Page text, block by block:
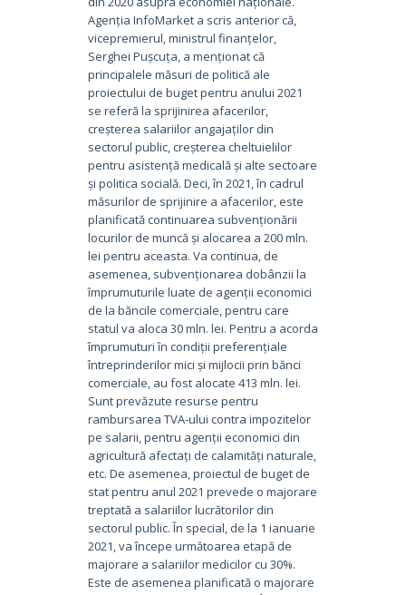
Agenția InfoMarket a scris anterior că,
vicepremierul, ministrul finanțelor,
Serghei Pușcuța, a menționat că
principalele măsuri de politică ale
proiectului de buget pentru anului 2021
se referă la sprijinirea afacerilor,
creșterea salariilor angajaților din
sectorul public, creșterea cheltuielilor
pentru asistență medicală și alte sectoare
și politica socială. Deci, în 2021, în cadrul
măsurilor de sprijinire a afacerilor, este
planificată continuarea subvenționării
locurilor de muncă și alocarea a 200 mln.
lei pentru aceasta. Va continua, de
asemenea, subvenționarea dobânzii la
împrumuturile luate de agenții economici
de la băncile comerciale, pentru care
statul va aloca 30 mln. lei. Pentru a acorda
împrumuturi în condiții preferențiale
întreprinderilor mici și mijlocii prin bănci
comerciale, au fost alocate 413 mln. lei.
Sunt prevăzute resurse pentru
rambursarea TVA-ului contra impozitelor
pe salarii, pentru agenții economici din
agricultură afectați de calamități naturale,
etc. De asemenea, proiectul de buget de
stat pentru anul 2021 prevede o majorare
treptată a salariilor lucrătorilor din
sectorul public. În special, de la 1 ianuarie
2021, va începe următoarea etapă de
majorare a salariilor medicilor cu 30%.
Este de asemenea planificată o majorare